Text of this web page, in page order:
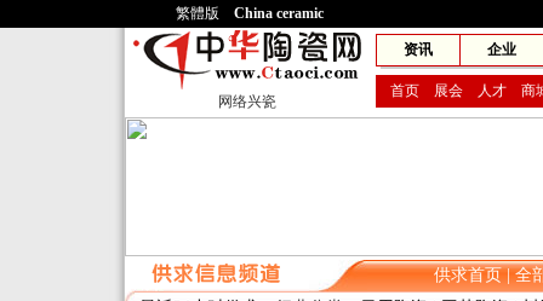
繁體版 China ceramic
网络兴瓷
资讯 企业
首页 展会 人才 商
供求首页|全